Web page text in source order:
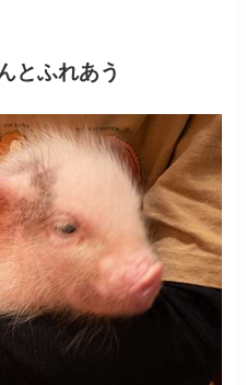
とふれあう